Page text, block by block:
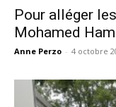
Pour alléger
Mohamed
Anne Perzo - 4 octobre